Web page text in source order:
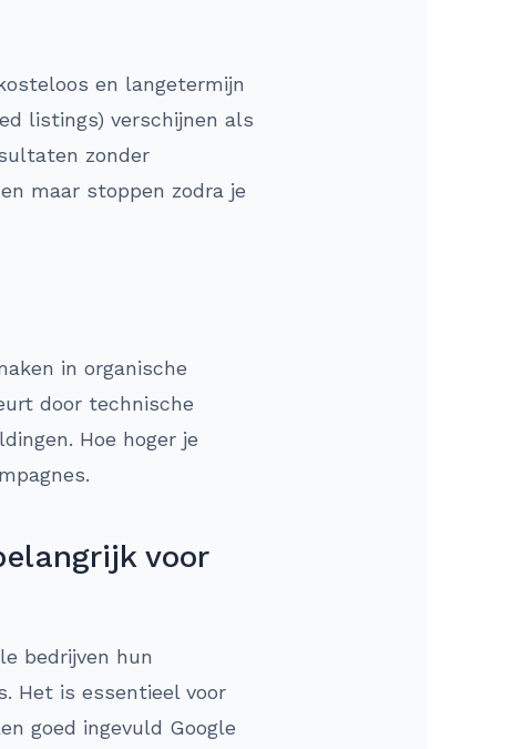
en langetermijn
listings) verschijnen als
zonder
maar stoppen zodra je
in organische
door technische
Hoe hoger je
voor
bedrijven hun
Het is essentieel voor
goed ingevuld Google